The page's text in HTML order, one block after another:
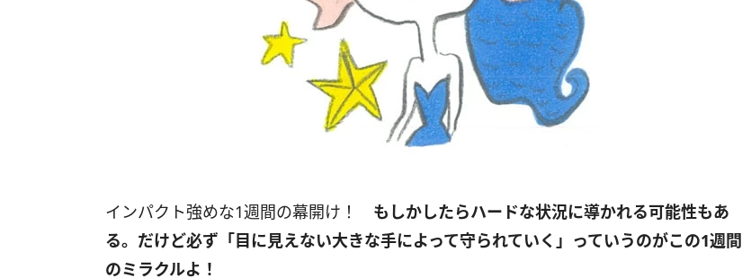
インパクト強めな1週間の幕開け！ もしかしたらハードな状況に導かれる可能性もあ
る。だけど必ず「目に見えない大きな手によって守られていく」っていうのがこの1週間
のミラクルよ！